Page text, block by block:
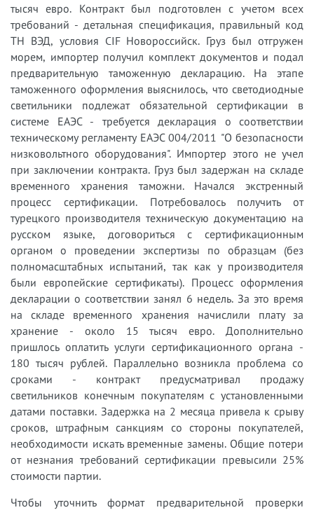
тысяч евро. Контракт был подготовлен с учетом всех
требований - детальная спецификация, правильный код
ТН ВЭД, условия CIF Новороссийск. Груз был отгружен
морем, импортер получил комплект документов и подал
предварительную таможенную декларацию. На этапе
таможенного оформления выяснилось, что светодиодные
светильники подлежат обязательной сертификации в
системе ЕАЭС - требуется декларация о соответствии
техническому регламенту ЕАЭС 004/2011 "О безопасности
низковольтного оборудования". Импортер этого не учел
при заключении контракта. Груз был задержан на складе
временного хранения таможни. Начался экстренный
процесс сертификации. Потребовалось получить от
турецкого производителя техническую документацию на
русском языке, договориться с сертификационным
органом о проведении экспертизы по образцам (без
полномасштабных испытаний, так как у производителя
были европейские сертификаты). Процесс оформления
декларации о соответствии занял 6 недель. За это время
на складе временного хранения начислили плату за
хранение - около 15 тысяч евро. Дополнительно
пришлось оплатить услуги сертификационного органа -
180 тысяч рублей. Параллельно возникла проблема со
сроками - контракт предусматривал продажу
светильников конечным покупателям с установленными
датами поставки. Задержка на 2 месяца привела к срыву
сроков, штрафным санкциям со стороны покупателей,
необходимости искать временные замены. Общие потери
от незнания требований сертификации превысили 25%
стоимости партии.
Чтобы уточнить формат предварительной проверки